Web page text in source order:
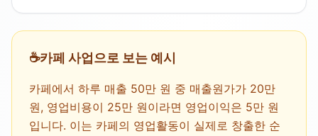
☕️카페 사업으로 보는 예시
카페에서 하루 매출 50만 원 중 매출원가가 20만
원, 영업비용이 25만 원이라면 영업이익은 5만 원
입니다. 이는 카페의 영업활동이 실제로 창출한 순